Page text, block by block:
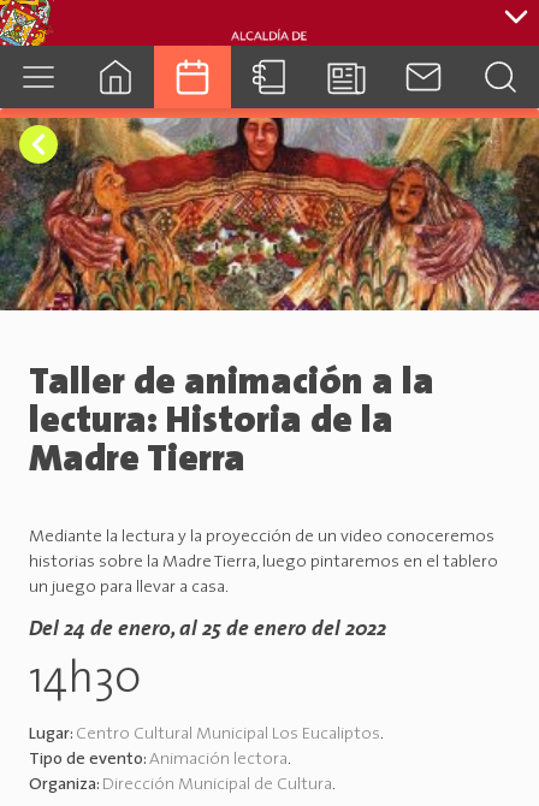
cuenca.gob.ec
Taller de animación a la
lectura: Historia de la
Madre Tierra
Mediante la lectura y la proyección de un video conoceremos
historias sobre la Madre Tierra, luego pintaremos en el tablero
un juego para llevar a casa.
Del 24 de enero, al 25 de enero del 2022
14h30
Lugar: Centro Cultural Municipal Los Eucaliptos.
Tipo de evento: Animación lectora.
Organiza: Dirección Municipal de Cultura.